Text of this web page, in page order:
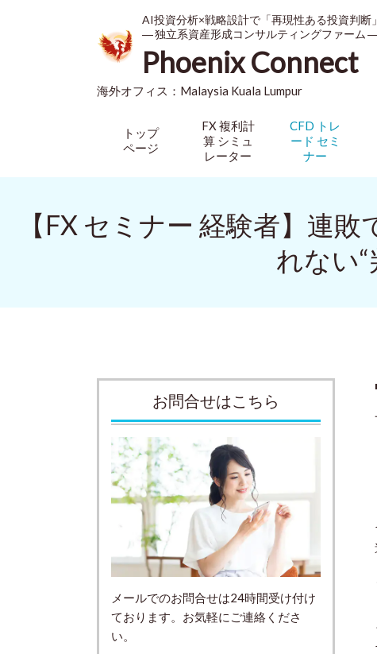
AI投資分析×戦略設計で「再現性ある投資判断
― 独立系資産形成コンサルティングファーム
Phoenix Connect
海外オフィス： Malaysia Kuala Lumpur
トップ
ページ
FX 複利計
算 シミュ
レーター
CFD トレ
ード セミ
ナー
【FX セミナー 経験者】連
れない
お問合せはこちら
メールでのお問合せは24時間受け付け
ております。お気軽にご連絡くださ
い。